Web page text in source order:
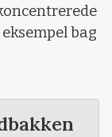
bag